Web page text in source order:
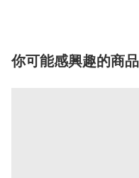
你可能感興趣的商品